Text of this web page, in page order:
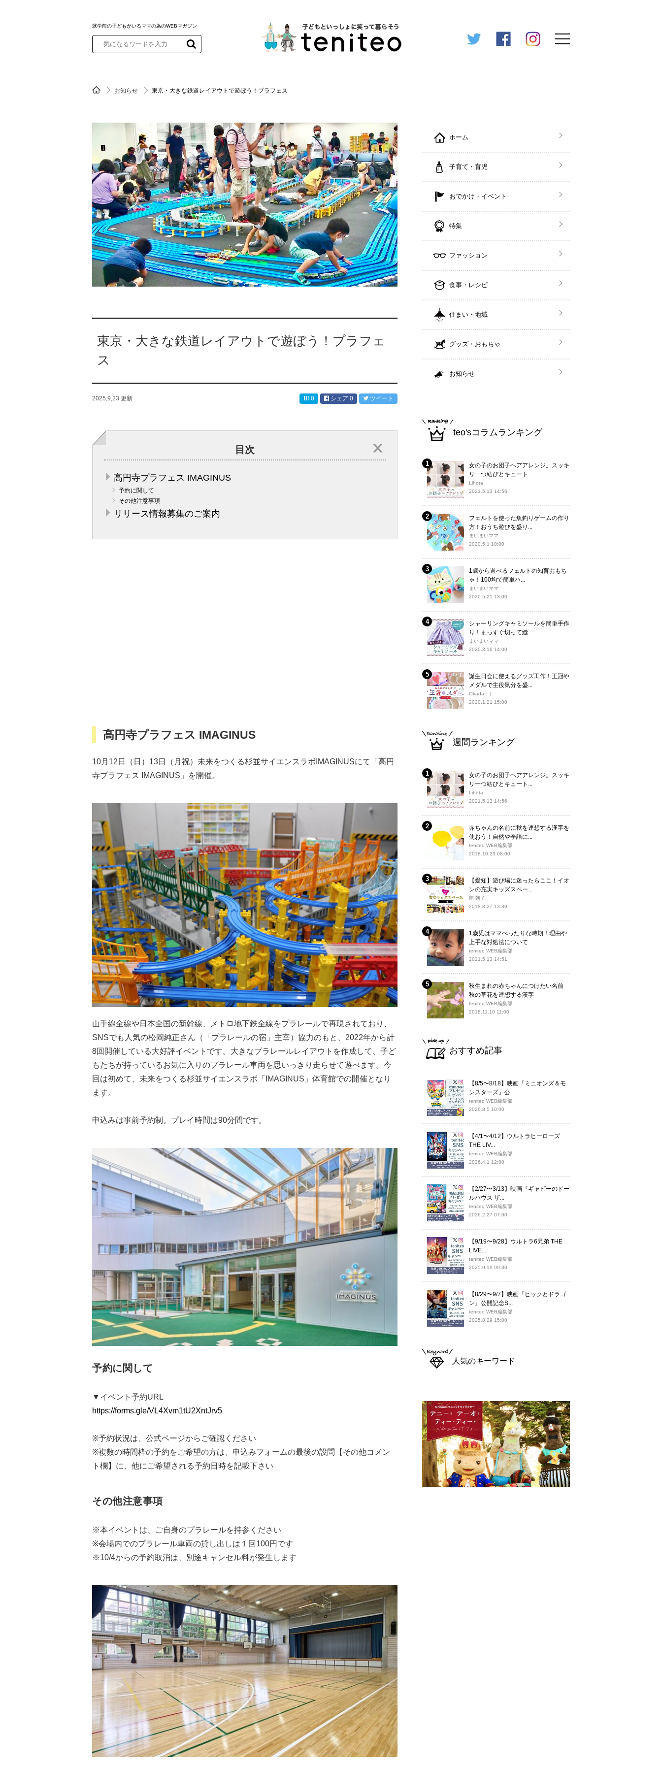
就学前の子どもがいるママの為のWEBマガジン
お知らせ 東京・大きな鉄道レイアウトで遊ぼう！プラフェス
東京・大きな鉄道レイアウトで遊ぼう！プラフェ
ス
2025,9,23 更新 0 シェア 0 ツイート
目次
高円寺プラフェス IMAGINUS
予約に関して
その他注意事項
リリース情報募集のご案内
高円寺プラフェス IMAGINUS
10月12日（日）13日（月祝）未来をつくる杉並サイエンスラボIMAGINUSにて「高円
寺プラフェス IMAGINUS」を開催。
山手線全線や日本全国の新幹線、メトロ地下鉄全線をプラレールで再現されており、
SNSでも人気の松岡純正さん（「プラレールの宿」主宰）協力のもと、2022年から計
8回開催している大好評イベントです。大きなプラレールレイアウトを作成して、子ど
もたちが持っているお気に入りのプラレール車両を思いっきり走らせて遊べます。今
回は初めて、未来をつくる杉並サイエンスラボ「IMAGINUS」体育館での開催となり
ます。
申込みは事前予約制。プレイ時間は90分間です。
予約に関して
▼イベント予約URL
https://forms.gle/VL4Xvm1tU2XntJrv5
※予約状況は、公式ページからご確認ください
※複数の時間枠の予約をご希望の方は、申込みフォームの最後の設問【その他コメン
ト欄】に、他にご希望される予約日時を記載下さい
その他注意事項
※本イベントは、ご自身のプラレールを持参ください
※会場内でのプラレール車両の貸し出しは１回100円です
※10/4からの予約取消は、別途キャンセル料が発生します
ホーム
子育て・育児
おでかけ・イベント
特集
ファッション
食事・レシピ
住まい・地域
グッズ・おもちゃ
お知らせ
teo'sコラムランキング
女の子のお団子ヘアアレンジ。スッキ
リ一つ結びとキュート...
Lihota
2021.5.13 14:56
フェルトを使った魚釣りゲームの作り
方！おうち遊びを盛り...
まいまいママ
2020.5.1 10:00
1歳から遊べるフェルトの知育おもち
ゃ！100均で簡単ハ...
まいまいママ
2020.5.21 13:00
シャーリングキャミソールを簡単手作
り！まっすぐ切って縫...
まいまいママ
2020.3.16 14:00
誕生日会に使えるグッズ工作！王冠や
メダルで主役気分を盛...
Okada：）
2020.1.21 15:00
週間ランキング
女の子のお団子ヘアアレンジ。スッキ
リ一つ結びとキュート...
Lihota
2021.5.13 14:56
赤ちゃんの名前に秋を連想する漢字を
使おう！自然や季語に...
teniteo WEB編集部
2018.10.23 08:00
【愛知】遊び場に迷ったらここ！イオ
ンの充実キッズスペー...
南 朝子
2018.8.27 13:30
1歳児はママべったりな時期！理由や
上手な対処法について
teniteo WEB編集部
2021.5.13 14:51
秋生まれの赤ちゃんにつけたい名前
秋の草花を連想する漢字
teniteo WEB編集部
2018.11.10 11:00
おすすめ記事
【8/5〜8/18】映画『ミニオンズ＆モ
ンスターズ』公...
teniteo WEB編集部
2026.8.5 10:00
【4/1〜4/12】ウルトラヒーローズ
THE LIV...
teniteo WEB編集部
2026.4.1 12:00
【2/27〜3/13】映画『ギャビーのドー
ルハウス ザ...
teniteo WEB編集部
2026.2.27 07:00
【9/19〜9/28】ウルトラ6兄弟 THE
LIVE...
teniteo WEB編集部
2025.9.19 09:30
【8/29〜9/7】映画『ヒックとドラゴ
ン』公開記念S...
teniteo WEB編集部
2025.8.29 15:00
人気のキーワード